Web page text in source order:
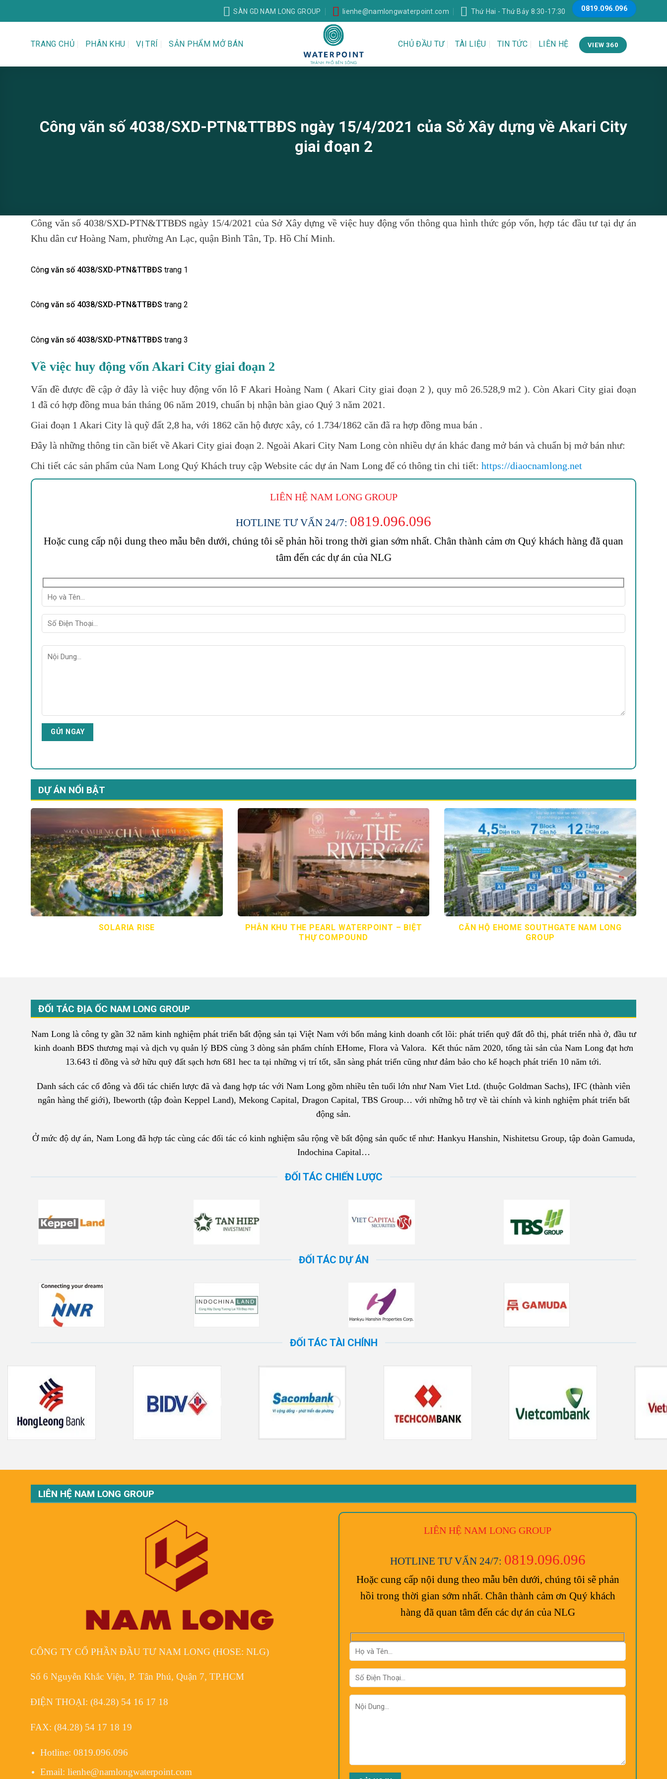
SÀN GD NAM LONG GROUP lienhe@namlongwaterpoint.com Thứ Hai - Thứ Bảy 8:30-17:30 0819.096.096
TRANG CHỦ PHÂN KHU VỊ TRÍ SẢN PHẨM MỞ BÁN CHỦ ĐẦU TƯ TÀI LIỆU TIN TỨC LIÊN HỆ VIEW 360
Công văn số 4038/SXD-PTN&TTBĐS ngày 15/4/2021 của Sở Xây dựng về Akari City
giai đoạn 2
Công văn số 4038/SXD-PTN&TTBĐS ngày 15/4/2021 của Sở Xây dựng về việc huy động vốn thông qua hình thức góp vốn, hợp tác đầu tư tại dự án
Khu dân cư Hoàng Nam, phường An Lạc, quận Bình Tân, Tp. Hồ Chí Minh.
Công văn số 4038/SXD-PTN&TTBĐS trang 1
Công văn số 4038/SXD-PTN&TTBĐS trang 2
Công văn số 4038/SXD-PTN&TTBĐS trang 3
Về việc huy động vốn Akari City giai đoạn 2
Vấn đề được đề cập ở đây là việchuy động vốn lô F Akari Hoàng Nam ( Akari City giai đoạn 2 ), quy mô 26.528,9 m2 ). Còn Akari City giai đoạn
1 đã có hợp đồng mua bán tháng 06 năm 2019, chuẩn bị nhận bàn giao Quý 3 năm 2021.
Giai đoạn 1 Akari City là quỹ đất 2,8 ha, với 1862 căn hộ được xây, có 1.734/1862 căn đã ra hợp đồng mua bán .
Đây là những thông tin cần biết về Akari City giai đoạn 2. Ngoài Akari City Nam Long còn nhiều dự án khác đang mở bán và chuẩn bị mở bán như:
Chi tiết các sản phẩm của Nam Long Quý Khách truy cập Website các dự án Nam Long để có thông tin chi tiết: https://diaocnamlong.net
LIÊN HỆ NAM LONGGROUP
HOTLINE TƯ VẤN 24/7: 0819.096.096
Hoặc cung cấp nội dung theo mẫu bên dưới, chúng tôi sẽ phản hồi trong thời gian sớm nhất. Chân thành cảm ơn Quý khách hàng đã quan
tâm đến các dự án của NLG
DỰ ÁN NỔI BẬT
SOLARIA RISE
PHÂN KHU THE PEARL WATERPOINT – BIỆT
THỰ COMPOUND
CĂN HỘ EHOME SOUTHGATE NAM LONG
GROUP
ĐỐI TÁC ĐỊA ỐC NAM LONG GROUP
Nam Long là công ty gần 32 năm kinh nghiệm phát triển bất động sản tại Việt Nam với bốn mảng kinh doanh cốt lõi: phát triển quỹ đất đô thị, phát triển nhà ở, đầu tư
kinh doanh BĐS thương mại và dịch vụ quản lý BĐS cùng 3 dòng sản phẩm chính EHome, Flora và Valora. Kết thúc năm 2020, tổng tài sản của Nam Long đạt hơn
13.643 tỉ đồng và sở hữu quỹ đất sạch hơn 681 hec ta tại những vị trí tốt, sẵn sàng phát triển cũng như đảm bảo cho kế hoạch phát triển 10 năm tới.
Danh sách các cổ đông và đối tác chiến lược đã và đang hợp tác với Nam Long gồm nhiều tên tuổi lớn như Nam Viet Ltd. (thuộc Goldman Sachs), IFC (thành viên
ngân hàng thế giới), Ibeworth (tập đoàn Keppel Land), Mekong Capital, Dragon Capital, TBS Group… với những hỗ trợ về tài chính và kinh nghiệm phát triển bất
động sản.
Ở mức độ dự án, Nam Long đã hợp tác cùng các đối tác có kinh nghiệm sâu rộng về bất động sản quốc tế như: Hankyu Hanshin, Nishitetsu Group, tập đoàn Gamuda,
Indochina Capital…
ĐỐI TÁC CHIẾN LƯỢC
ĐỐI TÁC DỰ ÁN
ĐỐI TÁC TÀI CHÍNH
LIÊN HỆ NAM LONG GROUP
CÔNG TY CỔ PHẦN ĐẦU TƯ NAM LONG (HOSE: NLG)
Số 6 Nguyễn Khắc Viện, P. Tân Phú, Quận 7, TP.HCM
ĐIỆN THOẠI: (84.28) 54 16 17 18
FAX: (84.28) 54 17 18 19
Hotline:0819.096.096
Email:lienhe@namlongwaterpoint.com
LIÊN HỆ NAM LONG GROUP
HOTLINE TƯ VẤN 24/7: 0819.096.096
Hoặc cung cấp nội dung theo mẫu bên dưới, chúng tôi sẽ phản
hồi trong thời gian sớm nhất. Chân thành cảm ơn Quý khách
hàng đã quan tâm đến các dự án của NLG